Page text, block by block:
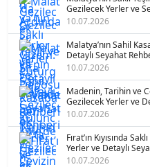
Gezilecek Yerler ve
10.07.2026
Malatya’nın Sahil
Detaylı Seyahat
10.07.2026
Madenin, Tarihin ve
Gezilecek Yerler ve
10.07.2026
Fırat’ın Kıyısında
Yerler ve Detaylı
10.07.2026